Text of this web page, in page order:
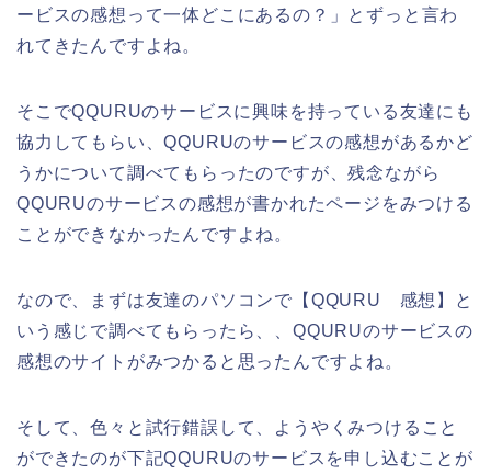
ービスの感想って一体どこにあるの？」とずっと言わ
れてきたんですよね。
そこでQQURUのサービスに興味を持っている友達にも
協力してもらい、QQURUのサービスの感想があるかど
うかについて調べてもらったのですが、残念ながら
QQURUのサービスの感想が書かれたページをみつける
ことができなかったんですよね。
なので、まずは友達のパソコンで【QQURU 感想】と
いう感じで調べてもらったら、、QQURUのサービスの
感想のサイトがみつかると思ったんですよね。
そして、色々と試行錯誤して、ようやくみつけること
ができたのが下記QQURUのサービスを申し込むことが